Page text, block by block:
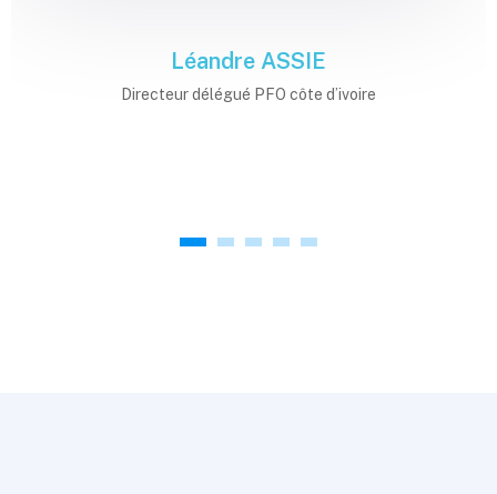
Léandre ASSIE
Directeur délégué PFO côte d’ivoire
1 2 3 4 5